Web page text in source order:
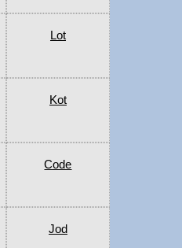
Lot
Kot
Code
Jod